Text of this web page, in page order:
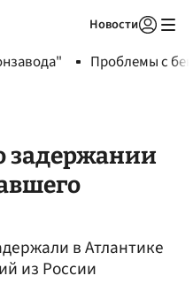
Новости
Проблемы с
задержании
в Атлантике
из России